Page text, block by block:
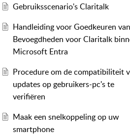
Gebruiksscenario's Claritalk
Handleiding voor Goedkeuren van
Bevoegdheden voor Claritalk
Microsoft Entra
Procedure om de compatibiliteit
updates op gebruikers-pc's te
verifiëren
Maak een snelkoppeling op uw
smartphone